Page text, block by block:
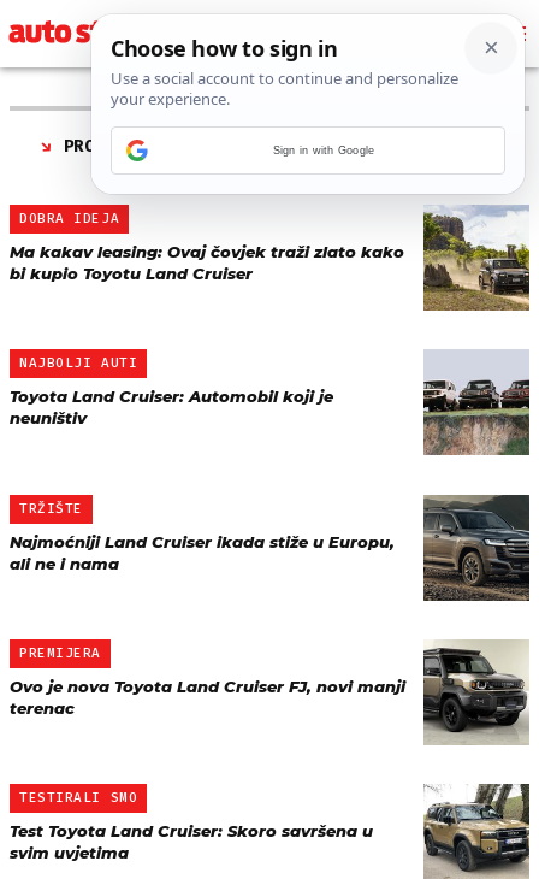
PRONAĐENO 13 REZULTATA ZA TAG “
CRUISER”
DOBRA IDEJA
Ma kakav leasing: Ovaj čovjek traži zlato kako
bi kupio Toyotu Land Cruiser
NAJBOLJI AUTI
Toyota Land Cruiser: Automobil koji je
neuništiv
TRŽIŠTE
Najmoćniji Land Cruiser ikada stiže u Europu,
ali ne i nama
PREMIJERA
Ovo je nova Toyota Land Cruiser FJ, novi manji
terenac
TESTIRALI SMO
Test Toyota Land Cruiser: Skoro savršena u
svim uvjetima
Sign in with Google